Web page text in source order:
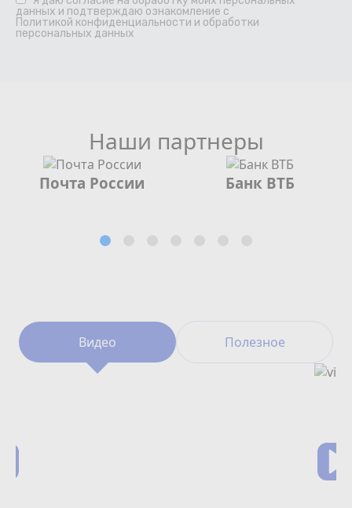
данных и подтверждаю ознакомление с
Политикой конфиденциальности и обработки
персональных данных
Наши партнеры
Почта России Банк ВТБ
Видео Полезное